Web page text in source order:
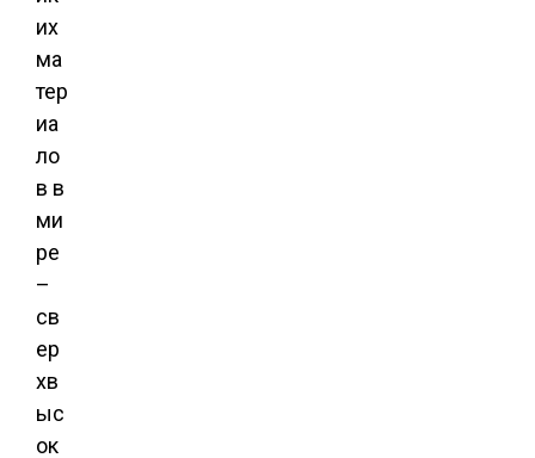
их
ма
тер
иа
ло
в в
ми
ре
–
св
ер
хв
ыс
ок